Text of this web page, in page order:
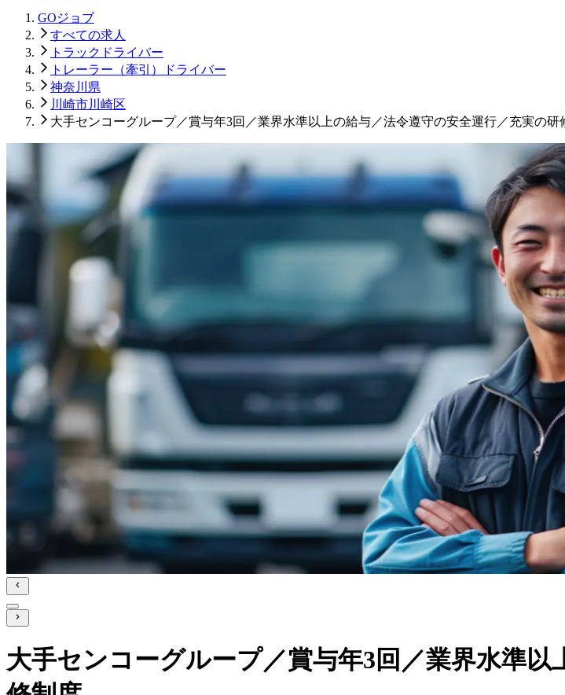
GOジョブ
すべての求人
トラックドライバー
トレーラー（牽引）ドライバー
神奈川県
川崎市川崎区
大手センコーグループ／賞与年3回／業界水準以上の給与／法令遵守の安全運行／充実の研
大手センコーグループ／賞与年3回／業界水準